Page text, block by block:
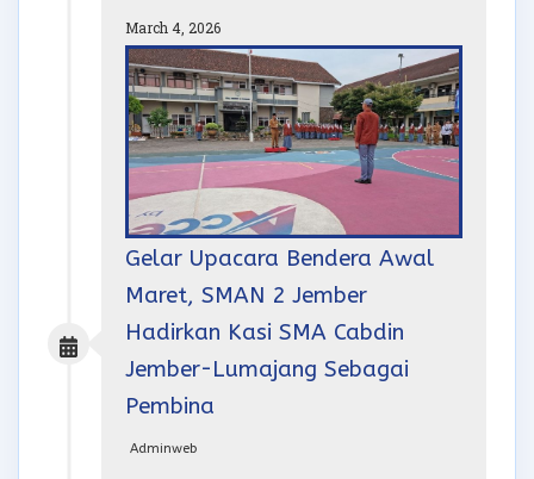
March 4, 2026
Gelar Upacara Bendera Awal
Maret, SMAN 2 Jember
Hadirkan Kasi SMA Cabdin
Jember-Lumajang Sebagai
Pembina
Adminweb